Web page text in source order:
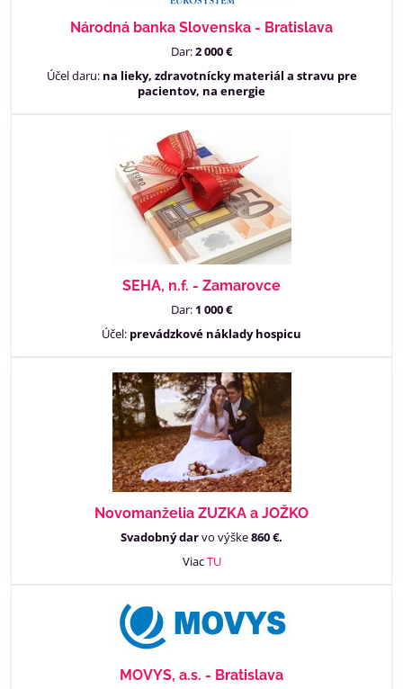
Národná banka Slovenska - Bratislava
Dar:2 000 €
Účel daru: na lieky, zdravotnícky materiál a stravu pre
pacientov, na energie
SEHA, n.f. - Zamarovce
Dar: 1 000 €
Účel: prevádzkové náklady hospicu
Novomanželia ZUZKA a JOŽKO
Svadobný darvo výške860 €.
ViacTU
MOVYS, a.s. - Bratislava